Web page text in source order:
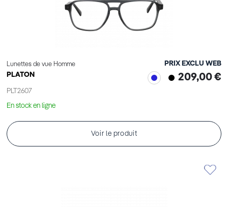
Lunettes de vue Homme
PLATON
PLT2607
PRIX EXCLU WEB
209,00 €
En stock en ligne
Voir le produit